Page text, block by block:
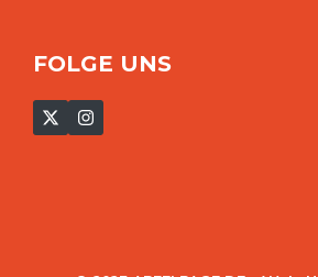
FOLGE UNS